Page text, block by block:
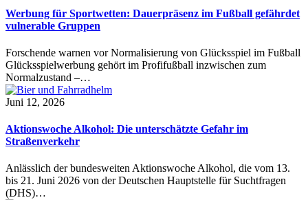
Werbung für Sportwetten: Dauerpräsenz im Fußball gefährdet
vulnerable Gruppen
Forschende warnen vor Normalisierung von Glücksspiel im Fußball
Glücksspielwerbung gehört im Profifußball inzwischen zum
Normalzustand –…
Juni 12, 2026
Aktionswoche Alkohol: Die unterschätzte Gefahr im
Straßenverkehr
Anlässlich der bundesweiten Aktionswoche Alkohol, die vom 13.
bis 21. Juni 2026 von der Deutschen Hauptstelle für Suchtfragen
(DHS)…